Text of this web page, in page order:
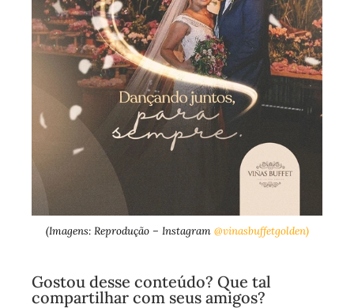
(Imagens: Reprodução – Instagram @vinasbuffetgolden)
Gostou desse conteúdo? Que tal
compartilhar com seus amigos?